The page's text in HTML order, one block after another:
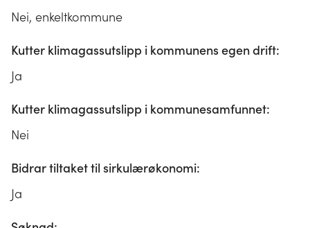
Nei, enkeltkommune
Kutter klimagassutslipp i kommunens egen drift:
Ja
Kutter klimagassutslipp i kommunesamfunnet:
Nei
Bidrar tiltaket til sirkulærøkonomi:
Ja